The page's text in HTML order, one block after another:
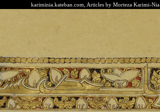
kariminia.kateban.com, Articles by Morteza Karimi-Nia